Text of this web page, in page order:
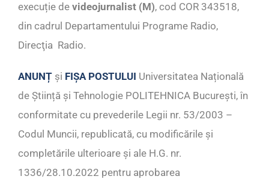
execuție de videojurnalist (M), cod COR 343518,
din cadrul Departamentului Programe Radio,
Direcţia Radio.
ANUNȚ și FIȘA POSTULUI Universitatea Națională
de Știință și Tehnologie POLITEHNICA București, în
conformitate cu prevederile Legii nr. 53/2003 –
Codul Muncii, republicată, cu modificările și
completările ulterioare și ale H.G. nr.
1336/28.10.2022 pentru aprobarea